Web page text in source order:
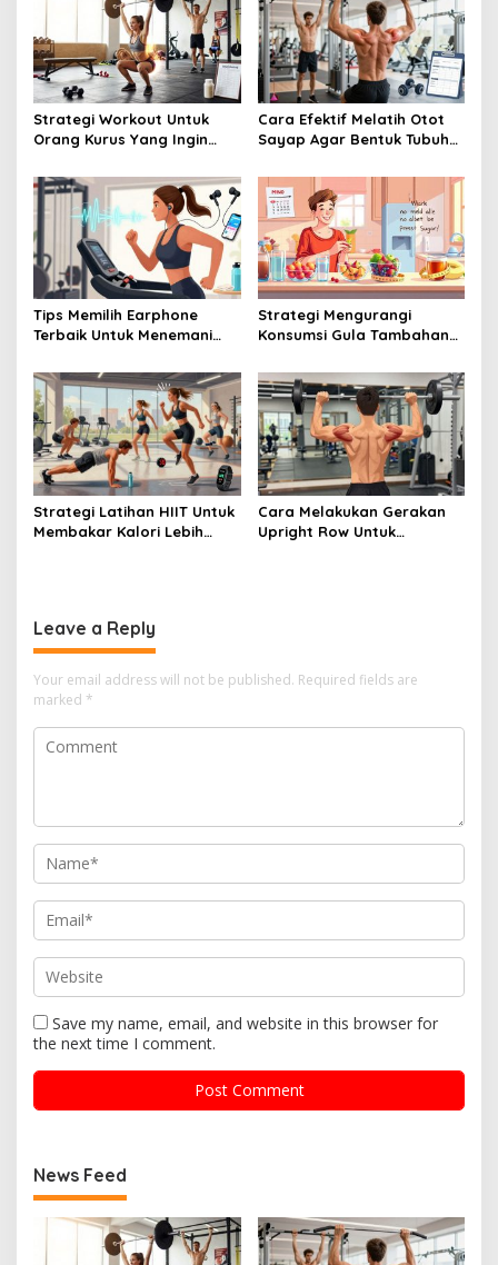
Strategi Workout Untuk
Orang Kurus Yang Ingin
Ideal
Cara Efektif Melatih Otot
Sayap Agar Bentuk Tubuh
Tips Memilih Earphone
Terbaik Untuk Menemani
Gym
Strategi Mengurangi
Konsumsi Gula Tambahan
Strategi Latihan HIIT Untuk
Membakar Kalori Lebih
Cara Melakukan Gerakan
Upright Row Untuk
Leave a Reply
Your email address will not be published. Required fields are
marked *
Save my name, email, and website in this browser for
the next time I comment.
News Feed